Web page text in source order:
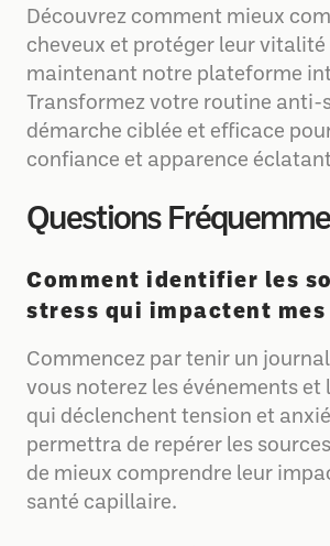
Découvrez comment mieux
cheveux et protéger leur
maintenant notre plateforme
Transformez votre routine anti-
démarche ciblée et efficace
confiance et apparence
Questions
Comment identifier les
stress qui impactent mes
Commencez par tenir un
vous noterez les événements et
qui déclenchent tension et
permettra de repérer les
de mieux comprendre leur
santé capillaire.